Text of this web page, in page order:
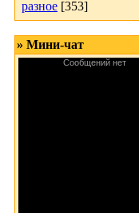
разное [353]
» Мини-чат